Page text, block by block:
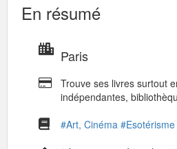
En résumé
Paris
Trouve ses livres surtout
indépendantes,
#Art, Cinéma #Esotérisme